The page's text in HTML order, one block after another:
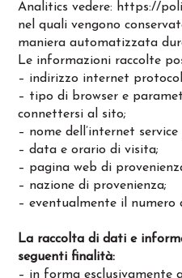
Analitics vedere: https://
nel quali vengono
maniera automatizzata
Le informazioni raccolte
– indirizzo internet
– tipo di browser e
connettersi al sito;
– nome dell’internet
– data e orario di visita;
– pagina web di
– nazione di provenienza;
– eventualmente il numero
La raccolta di dati e
seguenti finalità:
– in forma esclusivamente